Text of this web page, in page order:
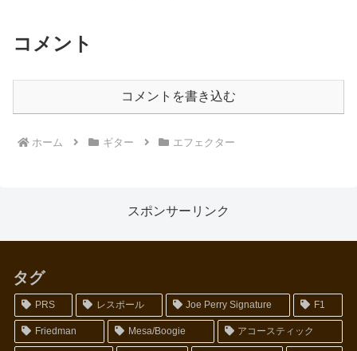
コメント
コメントを書き込む
ホーム ギター エフェクター
スポンサーリンク
タグ
PRS レスポール Joe Perry Signature F1
Friedman Mesa/Boogie アコースティック